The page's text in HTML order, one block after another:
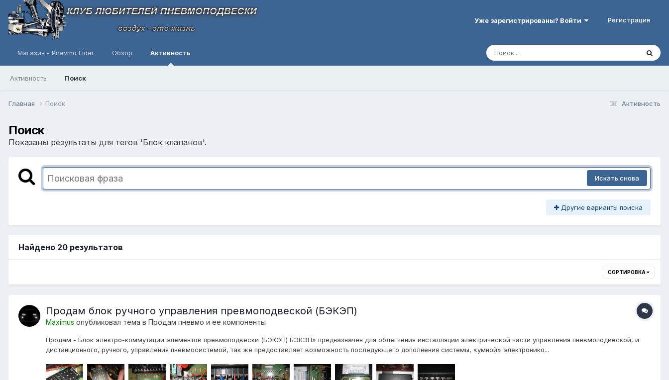
Уже зарегистрированы? Войти Регистрация
Магазин - Pnevmo Lider Обзор Активность
Активность Поиск
Активность
Главная Поиск
Поиск
Показаны результаты для тегов 'Блок клапанов'.
Искать снова
Другие варианты поиска
Найдено 20 результатов
СОРТИРОВКА
Продам блок ручного управления превмоподвеской (БЭКЭП)
Maximus опубликовал тема в Продам пневмо и ее компоненты
Продам - Блок электро-коммутации элементов превмоподвески (БЭКЭП) БЭКЭП» предназначен для облегчения инсталляции электрической части управления пневмоподвеской, и
дистанционного, ручного, управления пневмосистемой, так же предоставляет возможность последующего дополнения системы, «умной» электронико...